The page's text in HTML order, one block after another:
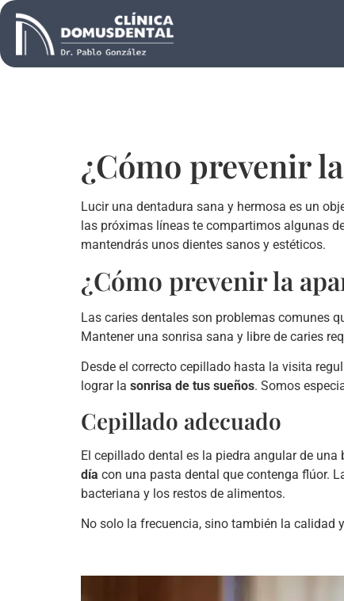
¿Cómo prevenir
Lucir una dentadura sana y hermosa es un
las próximas líneas te compartimos algunas
mantendrás unos dientes sanos y estéticos.
¿Cómo prevenir la
Las caries dentales son problemas comunes
Mantener una sonrisa sana y libre de caries
Desde el correcto cepillado hasta la visita
lograr la sonrisa de tus sueños. Somos
Cepillado adecuado
El cepillado dental es la piedra angular de
día con una pasta dental que contenga flúor.
bacteriana y los restos de alimentos.
No solo la frecuencia, sino también la calidad